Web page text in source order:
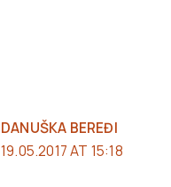
DANUŠKA BEREĐI
19.05.2017 AT 15:18